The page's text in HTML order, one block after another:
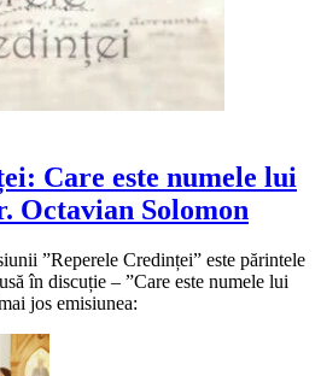
Care este numele lui
Octavian Solomon
”Reperele Credinței” este părintele
în discuție – ”Care este numele lui
jos emisiunea: